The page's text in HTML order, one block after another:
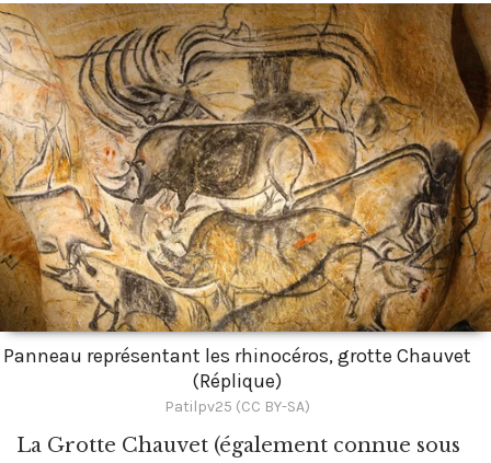
Panneau représentant les rhinocéros, grotte Chauvet
(Réplique)
Patilpv25 (CC BY-SA)
La Grotte Chauvet (également connue sous